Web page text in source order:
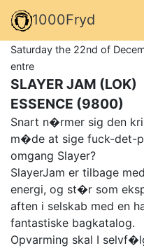
1000Fryd
Saturday the 22nd of
entre
SLAYER JAM (LOK)
ESSENCE (9800)
Snart n�rmer sig den
m�de at sige fuck-det-
omgang Slayer?
SlayerJam er tilbage
energi, og st�r som
aften i selskab med en
fantastiske bagkatalog.
Opvarming skal I